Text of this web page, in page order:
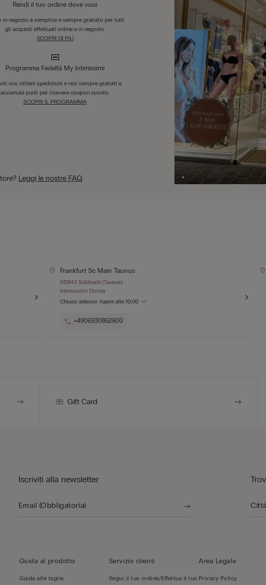
Rendi il tuo ordine dove vuoi
in negozio è semplice e sempre gratuito per tutti
gli acquisti effettuati online e in negozio.
SCOPRI DI PIÙ
Programma Fedeltà My Intimissimi
ora, ottieni spedizioni e resi sempre gratuiti e
accumula punti per ricevere coupon sconto.
SCOPRI IL PROGRAMMA
Leggi le nostre FAQ
Frankfurt Sc Main Taunus
65843 Sulzbach (Taunus)
Intimissimi Donna
Chiuso adesso riapre alle10:00
+4906930862600
Gift Card
Iscriviti alla newsletter
Guida al prodotto
Guida alle taglie
Servizio clienti
Segui il tuo ordine/Effettua il tuo
Area Legale
Privacy Policy